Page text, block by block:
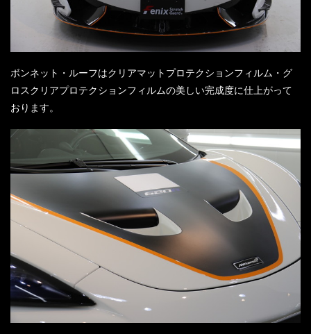
ボンネット・ルーフはクリアマットプロテクションフィルム・グ
ロスクリアプロテクションフィルムの美しい完成度に仕上がって
おります。